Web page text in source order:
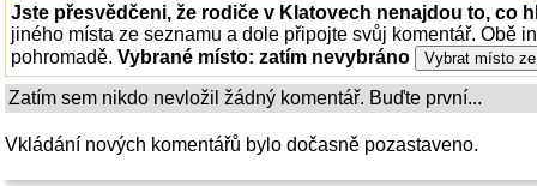
Jste přesvědčeni, že rodiče v Klatovech nenajdou to, co
jiného místa ze seznamu a dole připojte svůj komentář. Obě
pohromadě. Vybrané místo: zatím nevybráno
Zatím sem nikdo nevložil žádný komentář. Buďte první...
Vkládání nových komentářů bylo dočasně pozastaveno.